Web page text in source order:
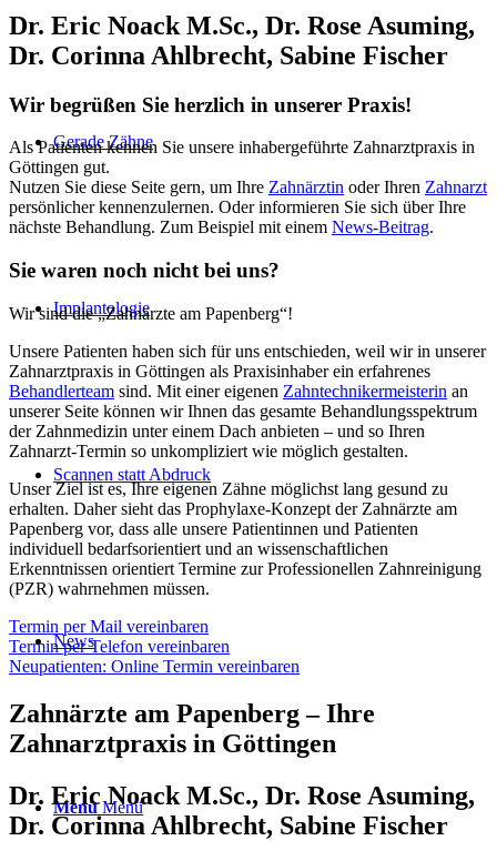
Gerade Zähne
Implantologie
Scannen statt Abdruck
News
Menü Menü
Dr. Eric Noack M.Sc., Dr. Rose Asuming,
Dr. Corinna Ahlbrecht, Sabine Fischer
Wir begrüßen Sie herzlich in unserer Praxis!
Als Patienten kennen Sie unsere inhabergeführte Zahnarztpraxis in
Göttingen gut.
Nutzen Sie diese Seite gern, um Ihre Zahnärztin oder Ihren Zahnarzt
persönlicher kennenzulernen. Oder informieren Sie sich über Ihre
nächste Behandlung. Zum Beispiel mit einem News-Beitrag.
Sie waren noch nicht bei uns?
Wir sind die „Zahnärzte am Papenberg“!
Unsere Patienten haben sich für uns entschieden, weil wir in unserer
Zahnarztpraxis in Göttingen als Praxisinhaber ein erfahrenes
Behandlerteam sind. Mit einer eigenen Zahntechnikermeisterin an
unserer Seite können wir Ihnen das gesamte Behandlungsspektrum
der Zahnmedizin unter einem Dach anbieten – und so Ihren
Zahnarzt-Termin so unkompliziert wie möglich gestalten.
Unser Ziel ist es, Ihre eigenen Zähne möglichst lang gesund zu
erhalten. Daher sieht das Prophylaxe-Konzept der Zahnärzte am
Papenberg vor, dass alle unsere Patientinnen und Patienten
individuell bedarfsorientiert und an wissenschaftlichen
Erkenntnissen orientiert Termine zur Professionellen Zahnreinigung
(PZR) wahrnehmen müssen.
Termin per Mail vereinbaren
Termin per Telefon vereinbaren
Neupatienten: Online Termin vereinbaren
Zahnärzte am Papenberg – Ihre
Zahnarztpraxis in Göttingen
Dr. Eric Noack M.Sc., Dr. Rose Asuming,
Dr. Corinna Ahlbrecht, Sabine Fischer